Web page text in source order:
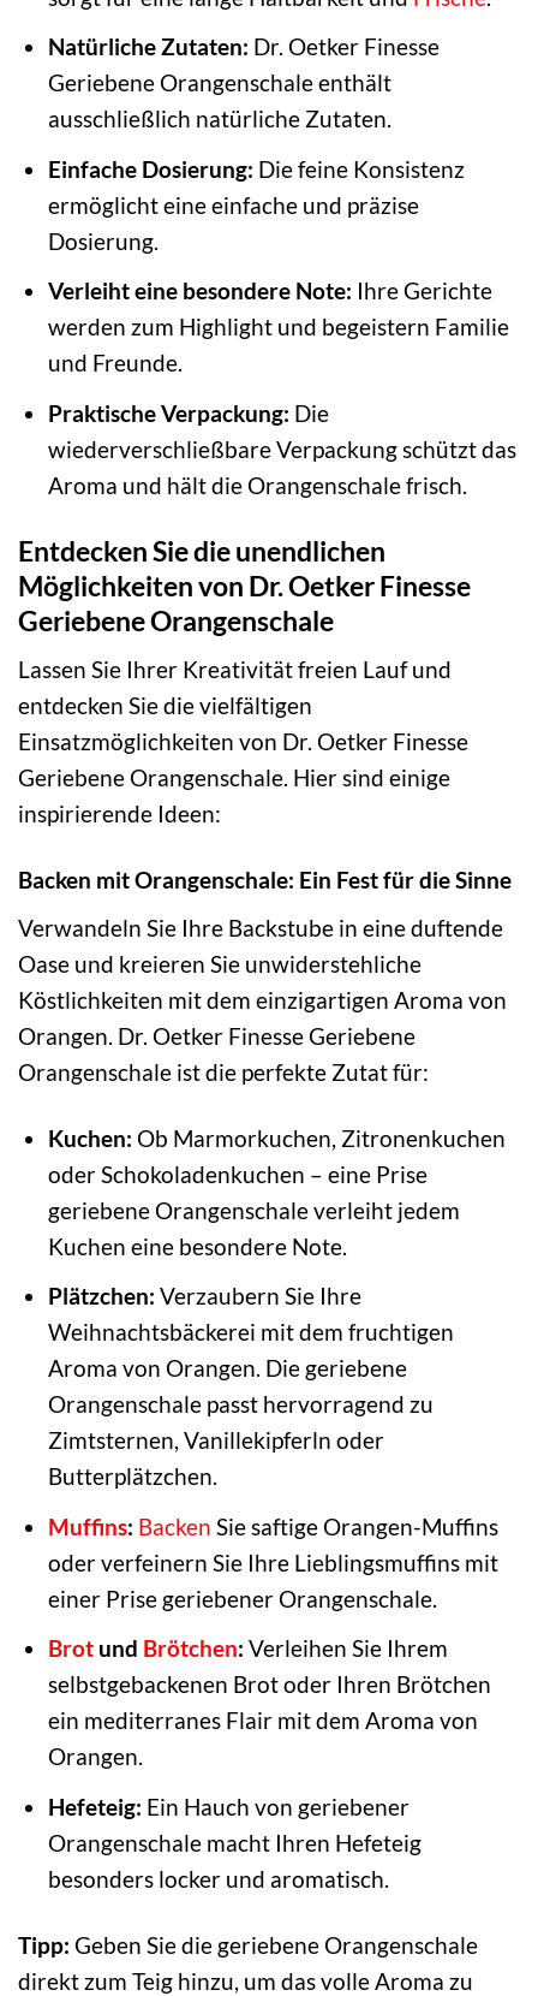
Natürliche Zutaten: Dr. Oetker Finesse
Geriebene Orangenschale enthält
ausschließlich natürliche Zutaten.
Einfache Dosierung: Die feine Konsistenz
ermöglicht eine einfache und präzise
Dosierung.
Verleiht eine besondere Note: Ihre Gerichte
werden zum Highlight und begeistern Familie
und Freunde.
Praktische Verpackung: Die
wiederverschließbare Verpackung schützt das
Aroma und hält die Orangenschale frisch.
Entdecken Sie die unendlichen
Möglichkeiten von Dr. Oetker Finesse
Geriebene Orangenschale
Lassen Sie Ihrer Kreativität freien Lauf und
entdecken Sie die vielfältigen
Einsatzmöglichkeiten von Dr. Oetker Finesse
Geriebene Orangenschale. Hier sind einige
inspirierende Ideen:
Backen mit Orangenschale: Ein Fest für die Sinne
Verwandeln Sie Ihre Backstube in eine duftende
Oase und kreieren Sie unwiderstehliche
Köstlichkeiten mit dem einzigartigen Aroma von
Orangen. Dr. Oetker Finesse Geriebene
Orangenschale ist die perfekte Zutat für:
Kuchen: Ob Marmorkuchen, Zitronenkuchen
oder Schokoladenkuchen – eine Prise
geriebene Orangenschale verleiht jedem
Kuchen eine besondere Note.
Plätzchen: Verzaubern Sie Ihre
Weihnachtsbäckerei mit dem fruchtigen
Aroma von Orangen. Die geriebene
Orangenschale passt hervorragend zu
Zimtsternen, Vanillekipferln oder
Butterplätzchen.
Muffins: Backen Sie saftige Orangen-Muffins
oder verfeinern Sie Ihre Lieblingsmuffins mit
einer Prise geriebener Orangenschale.
Brotund Brötchen: Verleihen Sie Ihrem
selbstgebackenen Brot oder Ihren Brötchen
ein mediterranes Flair mit dem Aroma von
Orangen.
Hefeteig: Ein Hauch von geriebener
Orangenschale macht Ihren Hefeteig
besonders locker und aromatisch.
Tipp: Geben Sie die geriebene Orangenschale
direkt zum Teig hinzu, um das volle Aroma zu